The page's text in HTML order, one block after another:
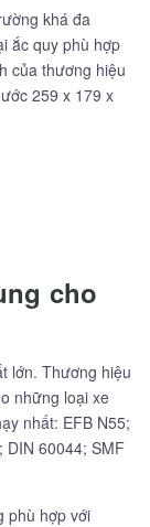
khá đa
ắc quy phù hợp
của thương hiệu
259 x 179 x
cho
lớn. Thương hiệu
những loại xe
nhất: EFB N55;
DIN 60044; SMF
phù hợp với